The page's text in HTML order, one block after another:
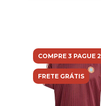
COMPRE 3 PAGUE 2
FRETE GRÁTIS